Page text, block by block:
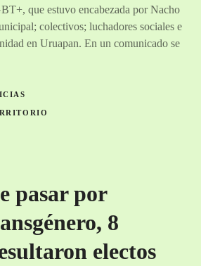
que estuvo encabezada por Nacho
colectivos; luchadores sociales e
en Uruapan. En un comunicado se
pasar por
8
electos